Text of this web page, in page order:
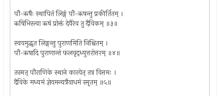
पौ-ऋषैः स्थापितं लिङ्गं पौ-ऋषन्तु प्रकीर्तितम् ।
ऋषिभिस्त्वा ऋषं प्रोक्तं देवैरेव तु दैविकम् ॥३॥
स्वयमुद्भूत लिङ्गन्तु पुराणमिति निश्चितम् ।
पौ-ऋषादि पुराणान्तं फलवृद्ध्युत्तरोत्तरम् ॥४॥
तस्मत् पौराणिके स्थाने कारयेत् तत्र वित्तमः ।
दैविके मध्यमं ज्ञेयमन्यत्रैवाधमं स्मृतम् ॥५॥